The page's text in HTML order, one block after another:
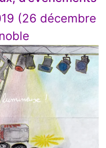
(26 décembre